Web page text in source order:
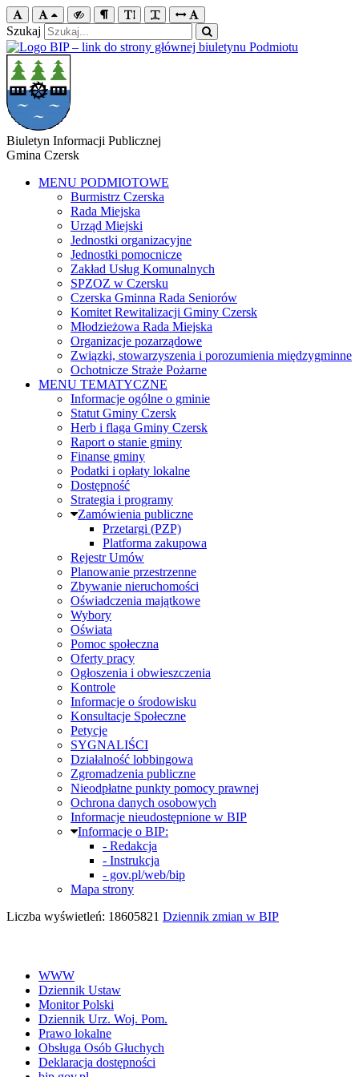
Szukaj
Biuletyn Informacji Publicznej
Gmina Czersk
MENU PODMIOTOWE
Burmistrz Czerska
Rada Miejska
Urząd Miejski
Jednostki organizacyjne
Jednostki pomocnicze
Zakład Usług Komunalnych
SPZOZ w Czersku
Czerska Gminna Rada Seniorów
Komitet Rewitalizacji Gminy Czersk
Młodzieżowa Rada Miejska
Organizacje pozarządowe
Związki, stowarzyszenia i porozumienia międzygminne
Ochotnicze Straże Pożarne
MENU TEMATYCZNE
Informacje ogólne o gminie
Statut Gminy Czersk
Herb i flaga Gminy Czersk
Raport o stanie gminy
Finanse gminy
Podatki i opłaty lokalne
Dostępność
Strategia i programy
Zamówienia publiczne
Przetargi (PZP)
Platforma zakupowa
Rejestr Umów
Planowanie przestrzenne
Zbywanie nieruchomości
Oświadczenia majątkowe
Wybory
Oświata
Pomoc społeczna
Oferty pracy
Ogłoszenia i obwieszczenia
Kontrole
Informacje o środowisku
Konsultacje Społeczne
Petycje
SYGNALIŚCI
Działalność lobbingowa
Zgromadzenia publiczne
Nieodpłatne punkty pomocy prawnej
Ochrona danych osobowych
Informacje nieudostępnione w BIP
Informacje o BIP:
- Redakcja
- Instrukcja
- gov.pl/web/bip
Mapa strony
Liczba wyświetleń: 18605821 Dziennik zmian w BIP
WWW
Dziennik Ustaw
Monitor Polski
Dziennik Urz. Woj. Pom.
Prawo lokalne
Obsługa Osób Głuchych
Deklaracja dostępności